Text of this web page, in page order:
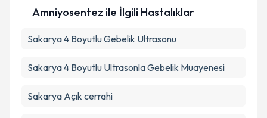
Amniyosentez ile İlgili Hastalıklar
Sakarya 4 Boyutlu Gebelik Ultrasonu
Sakarya 4 Boyutlu Ultrasonla Gebelik Muayenesi
Sakarya Açık cerrahi